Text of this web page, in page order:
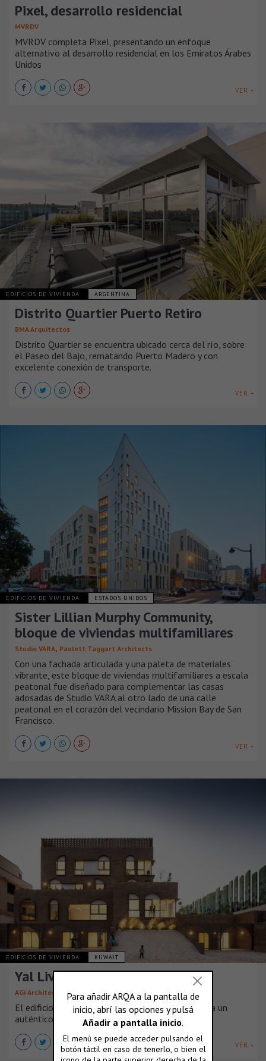
Pixel, desarrollo residencial
MVRDV
MVRDV completa Pixel, presentando un enfoque
alternativo al desarrollo residencial en los Emiratos Árabes
Unidos
VER +
EDIFICIOS DE VIVIENDA ARGENTINA
Distrito Quartier Puerto Retiro
BMA Arquitectos
Distrito Quartier se encuentra ubicado cerca del río, sobre
el Paseo del Bajo, rematando Puerto Madero y con
excelente conexión de transporte.
VER +
EDIFICIOS DE VIVIENDA ESTADOS UNIDOS
Sister Lillian Murphy Community,
bloque de viviendas multifamiliares
Studio VARA, Paulett Taggart Architects
Con una fachada articulada y una paleta de materiales
vibrante, este bloque de viviendas multifamiliares a escala
peatonal fue diseñado para complementar las casas
adosadas de Studio VARA al otro lado de una calle
peatonal en el corazón del vecindario Mission Bay de San
Francisco.
VER +
EDIFICIOS DE VIVIENDA KUWAIT
Yal Living
AGi Architects
El edificio de viviendas “Yal Living” ha sido sin duda un
auténtico reto.
VER +